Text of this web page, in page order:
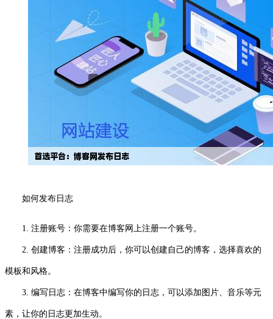
如何发布日志
1. 注册账号：你需要在博客网上注册一个账号。
2. 创建博客：注册成功后，你可以创建自己的博客，选择喜欢的
模板和风格。
3. 编写日志：在博客中编写你的日志，可以添加图片、音乐等元
素，让你的日志更加生动。